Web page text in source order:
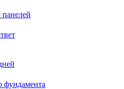
фундамента